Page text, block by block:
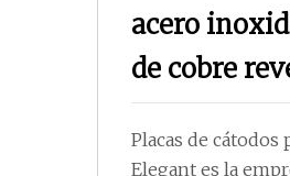
acero
de cobre
Placas de
Elegant es la